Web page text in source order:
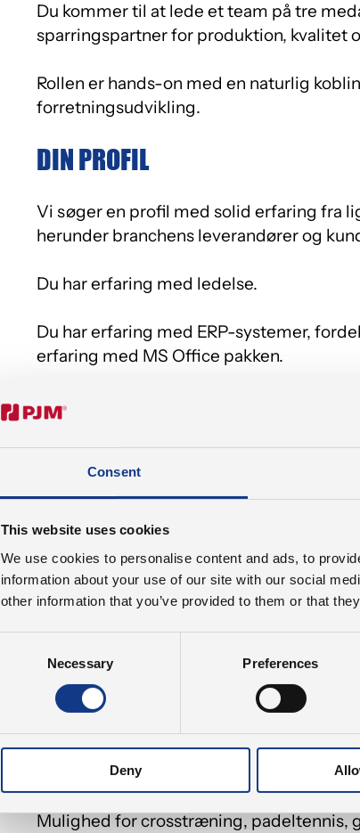
Consent
This website uses cookies
We use cookies to personalise content and ads, to
information about your use of our site with our social
other information that you’ve provided to them or that
Necessary Preferences
Deny
Du kommer til at lede et team på tre
sparringspartner for produktion, kvalitet
Rollen er hands-on med en naturlig
forretningsudvikling.
DIN PROFIL
Vi søger en profil med solid erfaring fra
herunder branchens leverandører og
Du har erfaring med ledelse.
Du har erfaring med ERP-systemer,
erfaring med MS Office pakken.
Du har kendskab til CAD – du kan læse og
Du behersker dansk og engelsk i skrift og
Du har en relevant teknisk uddannelse
produktionsteknolog eller erhvervsfaglig
DU TILBYDES
Du tilbydes et selvstændigt og
En lækker kantineordning.
Sociale, kulturelle og sportslige
fagligt fællesskab.
Mulighed for crosstræning, padeltennis,